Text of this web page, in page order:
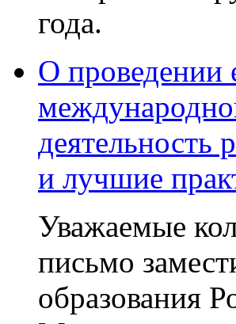
года.
О проведении
деятельность
и лучшие
Уважаемые
письмо
образования